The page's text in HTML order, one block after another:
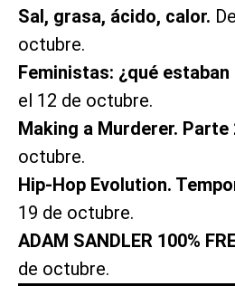
Sal, grasa, ácido, calor.
octubre.
Feministas: ¿qué
el 12 de octubre.
Making a Murderer. Parte
octubre.
Hip-Hop Evolution.
19 de octubre.
ADAM SANDLER 100%
de octubre.